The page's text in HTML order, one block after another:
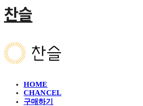
찬슬
HOME
CHANCEL
구매하기